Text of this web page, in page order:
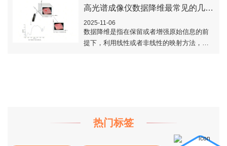
法介绍做..
高光谱成像仪数据降维最常见的几种方法
2025-11-06
数据降维是指在保留或者增强原始信息的前
提下，利用线性或者非线性的映射方法，对
热门标签